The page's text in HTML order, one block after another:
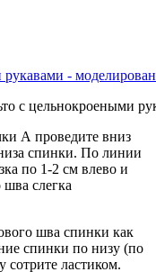
с цельнокроеными
А проведите вниз
спинки. По линии
по 1-2 см влево и
слегка
шва спинки как
спинки по низу (по
ластиком.